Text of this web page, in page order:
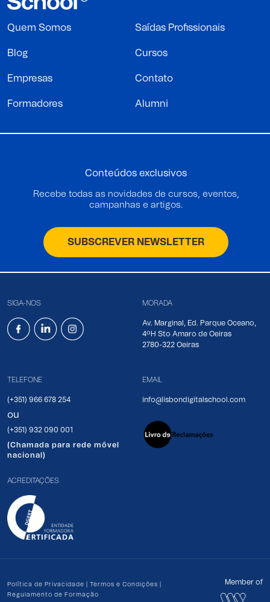
Quem Somos Saídas Profissionais
Blog Cursos
Empresas Contato
Formadores Alumni
Conteúdos exclusivos
Recebe todas as novidades de cursos, eventos,
campanhas e artigos.
SUBSCREVER NEWSLETTER
SIGA-NOS MORADA
Av. Marginal, Ed. Parque Oceano,
4ºH Sto Amaro de Oeiras
2780-322 Oeiras
TELEFONE
(+351) 966 678 254
ou
(+351) 932 090 001
(Chamada para rede móvel
nacional)
EMAIL
info@lisbondigitalschool.com
ACREDITAÇÕES
Política de Privacidade Termos e Condições
Regulamento de Formação
Member of